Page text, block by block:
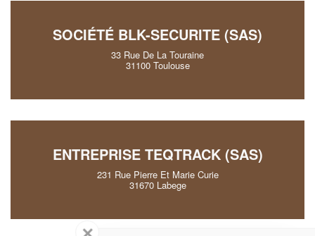
SOCIÉTÉ BLK-SECURITE (SAS)
33 Rue De La Touraine
31100 Toulouse
ENTREPRISE TEQTRACK (SAS)
231 Rue Pierre Et Marie Curie
31670 Labege